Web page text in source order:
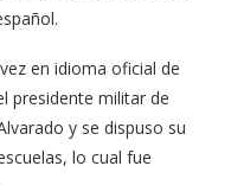
en idioma oficial de
presidente militar de
y se dispuso su
lo cual fue